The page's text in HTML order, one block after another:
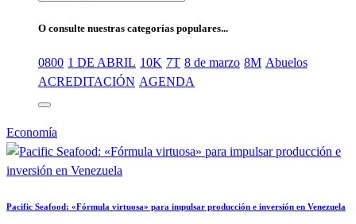
O consulte nuestras categorías populares...
0800 1 DE ABRIL 10K 7T 8 de marzo 8M Abuelos
ACREDITACIÓN AGENDA
Economía
Pacific Seafood: «Fórmula virtuosa» para impulsar producción e inversión en Venezuela